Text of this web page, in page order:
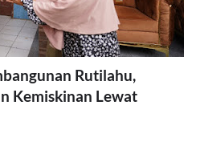
Rutilahu,
Kemiskinan Lewat